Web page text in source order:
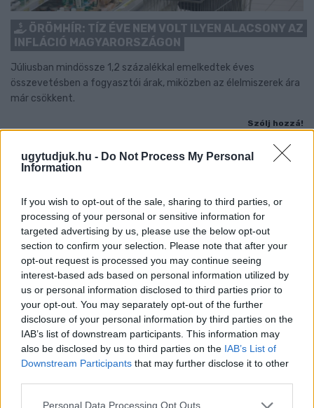
ugytudjuk.hu - Do Not Process My Personal
Information
If you wish to opt-out of the sale, sharing to third parties, or
processing of your personal or sensitive information for
targeted advertising by us, please use the below opt-out
section to confirm your selection. Please note that after your
opt-out request is processed you may continue seeing
interest-based ads based on personal information utilized by
us or personal information disclosed to third parties prior to
your opt-out. You may separately opt-out of the further
disclosure of your personal information by third parties on the
IAB’s list of downstream participants. This information may
also be disclosed by us to third parties on the IAB’s List of
Downstream Participants that may further disclose it to other
Please note that this website/app uses one or more Google
Personal Data Processing Opt Outs
ÖRÖMHÍR: TÍZ ÉVE NEM VOLT ILYEN ALACSONY AZ
INFLÁCIÓ MAGYARORSZÁGON
Júliusban mindössze 1,2 százalékkal emelkedtek éves
összevetésben a fogyasztói árak, miközben az élelmiszerek ára
már csökkent.
Szólj hozzá!
GYŐRBEN